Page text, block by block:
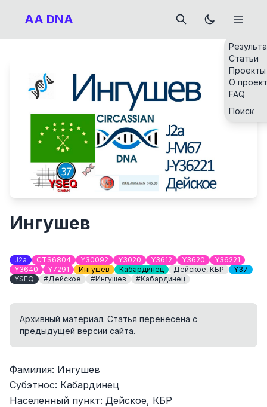
AA DNA
Статьи
Проекты
О
FAQ
Поиск
Ингушев
J2a CTS6804 Y30092 Y3020 Y3612 Y3620
Y36221
Y3640
Y7291 Ингушев Кабардинец Дейское, КБР
Y37
YSEQ
#Дейское #Ингушев #Кабардинец
Архивный материал. Статья перенесена с
предыдущей версии сайта.
Фамилия: Ингушев
Субэтнос: Кабардинец
Населенный пункт: Дейское, КБР